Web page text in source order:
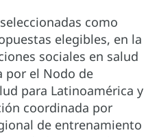
como
elegibles, en la
sociales en salud
por el Nodo de
para Latinoamérica y
coordinada por
de entrenamiento